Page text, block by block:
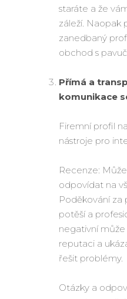
staráte a že
záleží. Naopak
zanedbaný
obchod s
Přímá a
komunikace
Firemní profil
nástroje pro
Recenze:
odpovídat na
Poděkování za
potěší a
negativní může
reputaci a
řešit problémy.
Otázky a